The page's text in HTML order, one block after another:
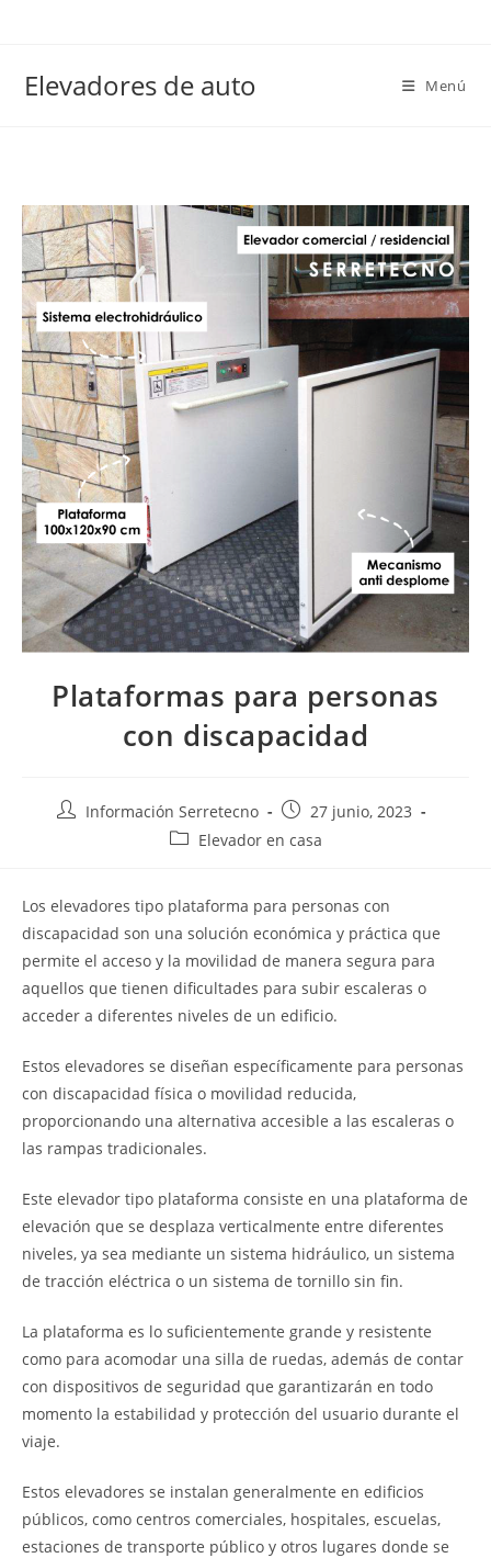
Elevadores de auto Menú
Plataformas para personas
con discapacidad
Información Serretecno
27 junio, 2023
Elevador en casa
Los elevadores tipo plataforma para personas con
discapacidad son una solución económica y práctica que
permite el acceso y la movilidad de manera segura para
aquellos que tienen dificultades para subir escaleras o
acceder a diferentes niveles de un edificio.
Estos elevadores se diseñan específicamente para personas
con discapacidad física o movilidad reducida,
proporcionando una alternativa accesible a las escaleras o
las rampas tradicionales.
Este elevador tipo plataforma consiste en una plataforma de
elevación que se desplaza verticalmente entre diferentes
niveles, ya sea mediante un sistema hidráulico, un sistema
de tracción eléctrica o un sistema de tornillo sin fin.
La plataforma es lo suficientemente grande y resistente
como para acomodar una silla de ruedas, además de contar
con dispositivos de seguridad que garantizarán en todo
momento la estabilidad y protección del usuario durante el
viaje.
Estos elevadores se instalan generalmente en edificios
públicos, como centros comerciales, hospitales, escuelas,
estaciones de transporte público y otros lugares donde se